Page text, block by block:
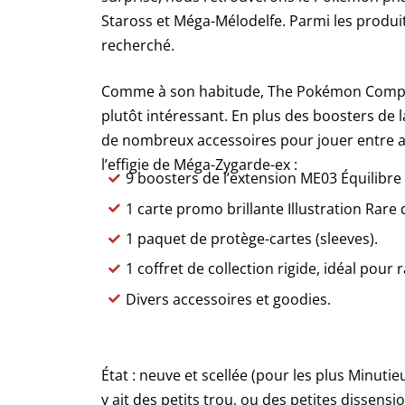
Staross et Méga-Mélodelfe. Parmi les
recherché.
Comme à son habitude, The Pokémon
plutôt intéressant. En plus des boosters de
de nombreux accessoires pour jouer entre
l’effigie de Méga-Zygarde-ex :
9 boosters de l’extension ME03
1 carte promo brillante Illustration Rare
1 paquet de protège-cartes (sleeves).
1 coffret de collection rigide, idéal pour
Divers accessoires et goodies.
État : neuve et scellée (pour les plus
y ait des petits trou, ou des petites